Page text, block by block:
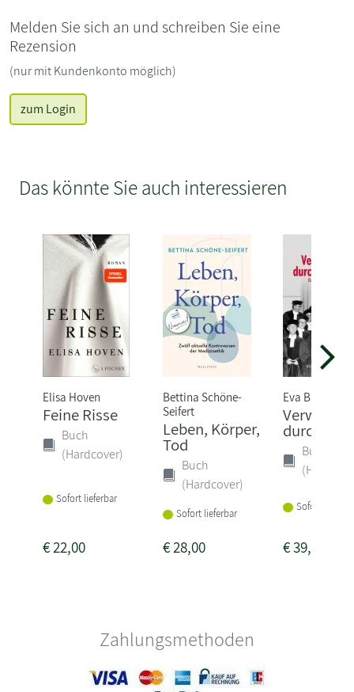
Melden Sie sich an und schreiben Sie eine
Rezension
(nur mit Kundenkonto möglich)
zum Login
Das könnte Sie auch interessieren
Elisa Hoven
Feine Risse
Buch
(Hardcover)
Sofort lieferbar
€22,00
Bettina Schöne-
Seifert
Leben, Körper,
Tod
Buch
(Hardcover)
Sofort lieferbar
€28,00
Eva Balz
durch
Buch
Sofort
€39,00
Zahlungsmethoden